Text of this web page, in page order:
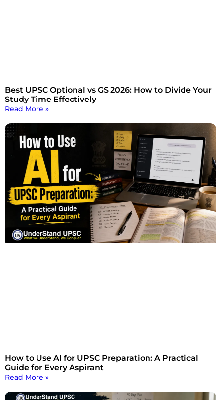
Best UPSC Optional vs GS 2026: How to Divide Your
Study Time Effectively
Read More »
How to Use AI for UPSC Preparation: A Practical
Guide for Every Aspirant
Read More »